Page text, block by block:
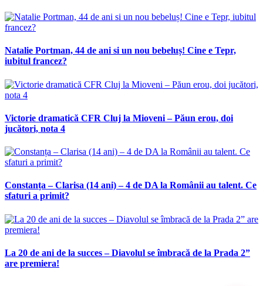
Natalie Portman, 44 de ani si un nou bebeluș! Cine e Tepr,
iubitul francez?
Victorie dramatică CFR Cluj la Mioveni – Păun erou, doi
jucători, nota 4
Constanța – Clarisa (14 ani) – 4 de DA la Românii au talent. Ce
sfaturi a primit?
La 20 de ani de la succes – Diavolul se îmbracă de la Prada 2”
are premiera!